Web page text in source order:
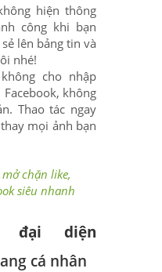
hiện thông
công khi bạn
lên bảng tin và
nhé!
cho nhập
không
Thao tác ngay
mọi ảnh bạn
mở chặn like,
siêu nhanh
đại diện
cá nhân